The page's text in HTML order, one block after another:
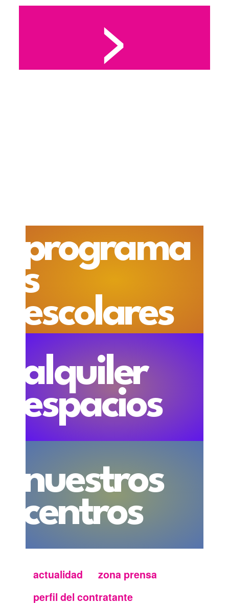
>
programa
s
escolares
alquiler
espacios
nuestros
centros
actualidad
zona prensa
perfil del contratante